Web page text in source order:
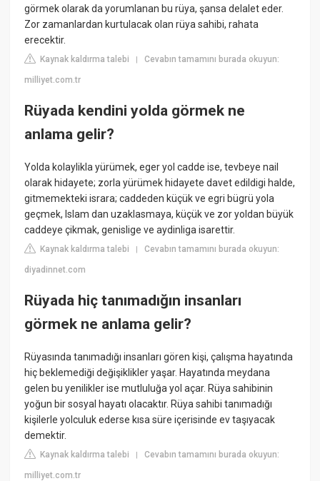
görmek olarak da yorumlanan bu rüya, şansa delalet eder.
Zor zamanlardan kurtulacak olan rüya sahibi, rahata
erecektir.
Kaynak kaldırma talebi |Cevabın tamamını burada okuyun:
milliyet.com.tr
Rüyada kendini yolda görmek ne
anlama gelir?
Yolda kolaylikla yürümek, eger yol cadde ise, tevbeye nail
olarak hidayete; zorla yürümek hidayete davet edildigi halde,
gitmemekteki israra; caddeden küçük ve egri bügrü yola
geçmek, Islam dan uzaklasmaya, küçük ve zor yoldan büyük
caddeye çikmak, genislige ve aydinliga isarettir.
Kaynak kaldırma talebi |Cevabın tamamını burada okuyun:
diyadinnet.com
Rüyada hiç tanımadığın insanları
görmek ne anlama gelir?
Rüyasında tanımadığı insanları gören kişi, çalışma hayatında
hiç beklemediği değişiklikler yaşar. Hayatında meydana
gelen bu yenilikler ise mutluluğa yol açar. Rüya sahibinin
yoğun bir sosyal hayatı olacaktır. Rüya sahibi tanımadığı
kişilerle yolculuk ederse kısa süre içerisinde ev taşıyacak
demektir.
Kaynak kaldırma talebi |Cevabın tamamını burada okuyun:
milliyet.com.tr